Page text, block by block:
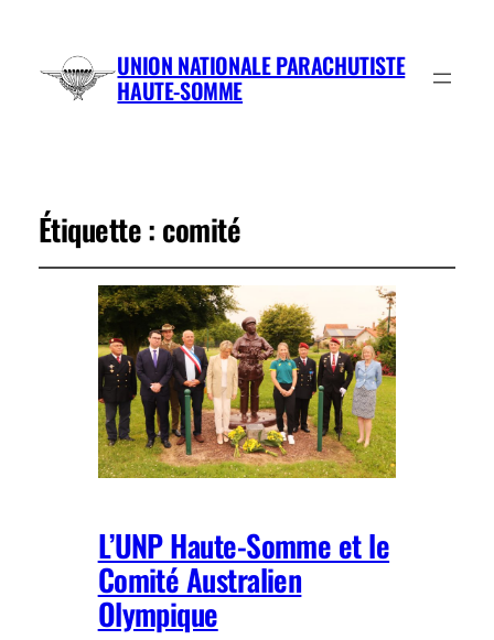
UNION NATIONALE PARACHUTISTE
HAUTE-SOMME
Étiquette : comité
L’UNP Haute-Somme et le
Comité Australien
Olympique